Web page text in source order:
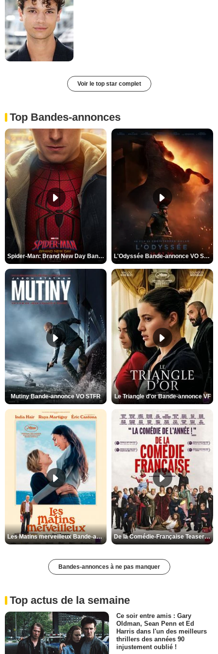
Voir le top star complet
Top Bandes-annonces
Spider-Man: Brand New Day Bande-annonce VO STFR L'Odyssée Bande-annonce VO STFR
Mutiny Bande-annonce VO STFR Le Triangle d'or Bande-annonce VF
Les Matins merveilleux Bande-annonce VF De la Comédie-Française Teaser VF
Bandes-annonces à ne pas manquer
Top actus de la semaine
Ce soir entre amis : Gary
Oldman, Sean Penn et Ed
Harris dans l'un des meilleurs
thrillers des années 90
injustement oublié !